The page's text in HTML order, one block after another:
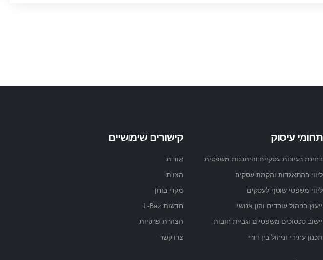
תחומי עיסוק
בחינת רעיונות עסקיים והיתכנות משפטית
ליווי בהתאגדות והקמת עסקים
ליווי משפטי שוטף לעסקים
ייעוץ בניהול עובדים והון אנושי
יישוב סכסוכים משפטיים וגביית חובות
תכנון עתידי וניהול בין דורי
קישורים שימושיים
אודות
הצוות
מקרי בוחן
חדשות L-Baz
הצהרת פרטיות
צרו קשר